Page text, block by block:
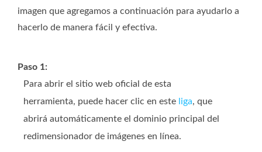
imagen que agregamos a continuación para ayudarlo a
hacerlo de manera fácil y efectiva.
Paso 1:
Para abrir el sitio web oficial de esta
herramienta, puede hacer clic en este liga, que
abrirá automáticamente el dominio principal del
redimensionador de imágenes en línea.